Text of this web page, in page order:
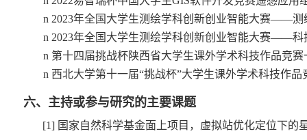
n 2023年全国大学生测绘学科创新创业智能大赛——测
n 2023年全国大学生测绘学科创新创业智能大赛——科
n 第十四届挑战杯陕西省大学生课外学术科技作品竞赛
n 西北大学第十一届“挑战杯”大学生课外学术科技作品
六、主持或参与研究的主要课题
[1] 国家自然科学基金面上项目，虚拟站优化定位下的